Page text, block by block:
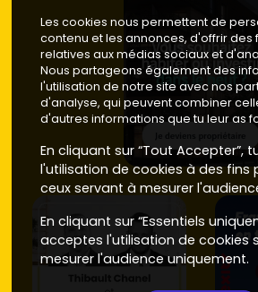
Les cookies nous permettent de
contenu et les annonces, d'offrir des
relatives aux médias sociaux et
Nous partageons également des
l'utilisation de notre site avec nos
d'analyse, qui peuvent combiner
d'autres informations que tu leur as
En cliquant sur “Tout Accepter”,
l'utilisation de cookies à des fins
ceux servant à mesurer
En cliquant sur “Essentiels
acceptes l'utilisation de cookies
mesurer l'audience uniquement.